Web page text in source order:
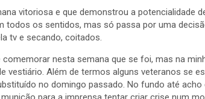
vitoriosa e que demonstrou a potencialidade
todos os sentidos, mas só passa por uma
tv e secando, coitados.
nesta semana que se foi, mas na
vestiário. Além de termos alguns veteranos se
no domingo passado. No fundo até